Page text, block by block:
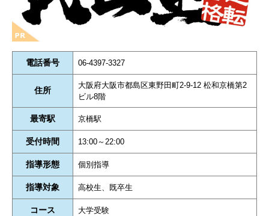
電話番号 06-4397-3327
住所
大阪府大阪市都島区東野田町2-9-12 松和京橋第2
ビル8階
最寄駅 京橋駅
受付時間 13:00～22:00
指導形態 個別指導
指導対象 高校生、既卒生
コース 大学受験